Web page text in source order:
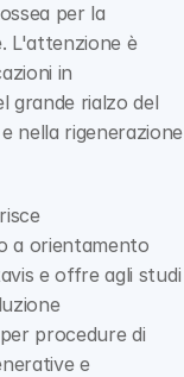
per la
L'attenzione è
in
grande rialzo del
nella rigenerazione
a orientamento
e offre agli studi
procedure di
e